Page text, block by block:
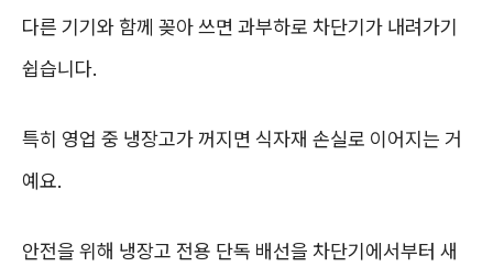
다른 기기와 함께 꽂아 쓰면 과부하로 차단기가 내려가기
쉽습니다.
특히 영업 중 냉장고가 꺼지면 식자재 손실로 이어지는 거
예요.
안전을 위해 냉장고 전용 단독 배선을 차단기에서부터 새